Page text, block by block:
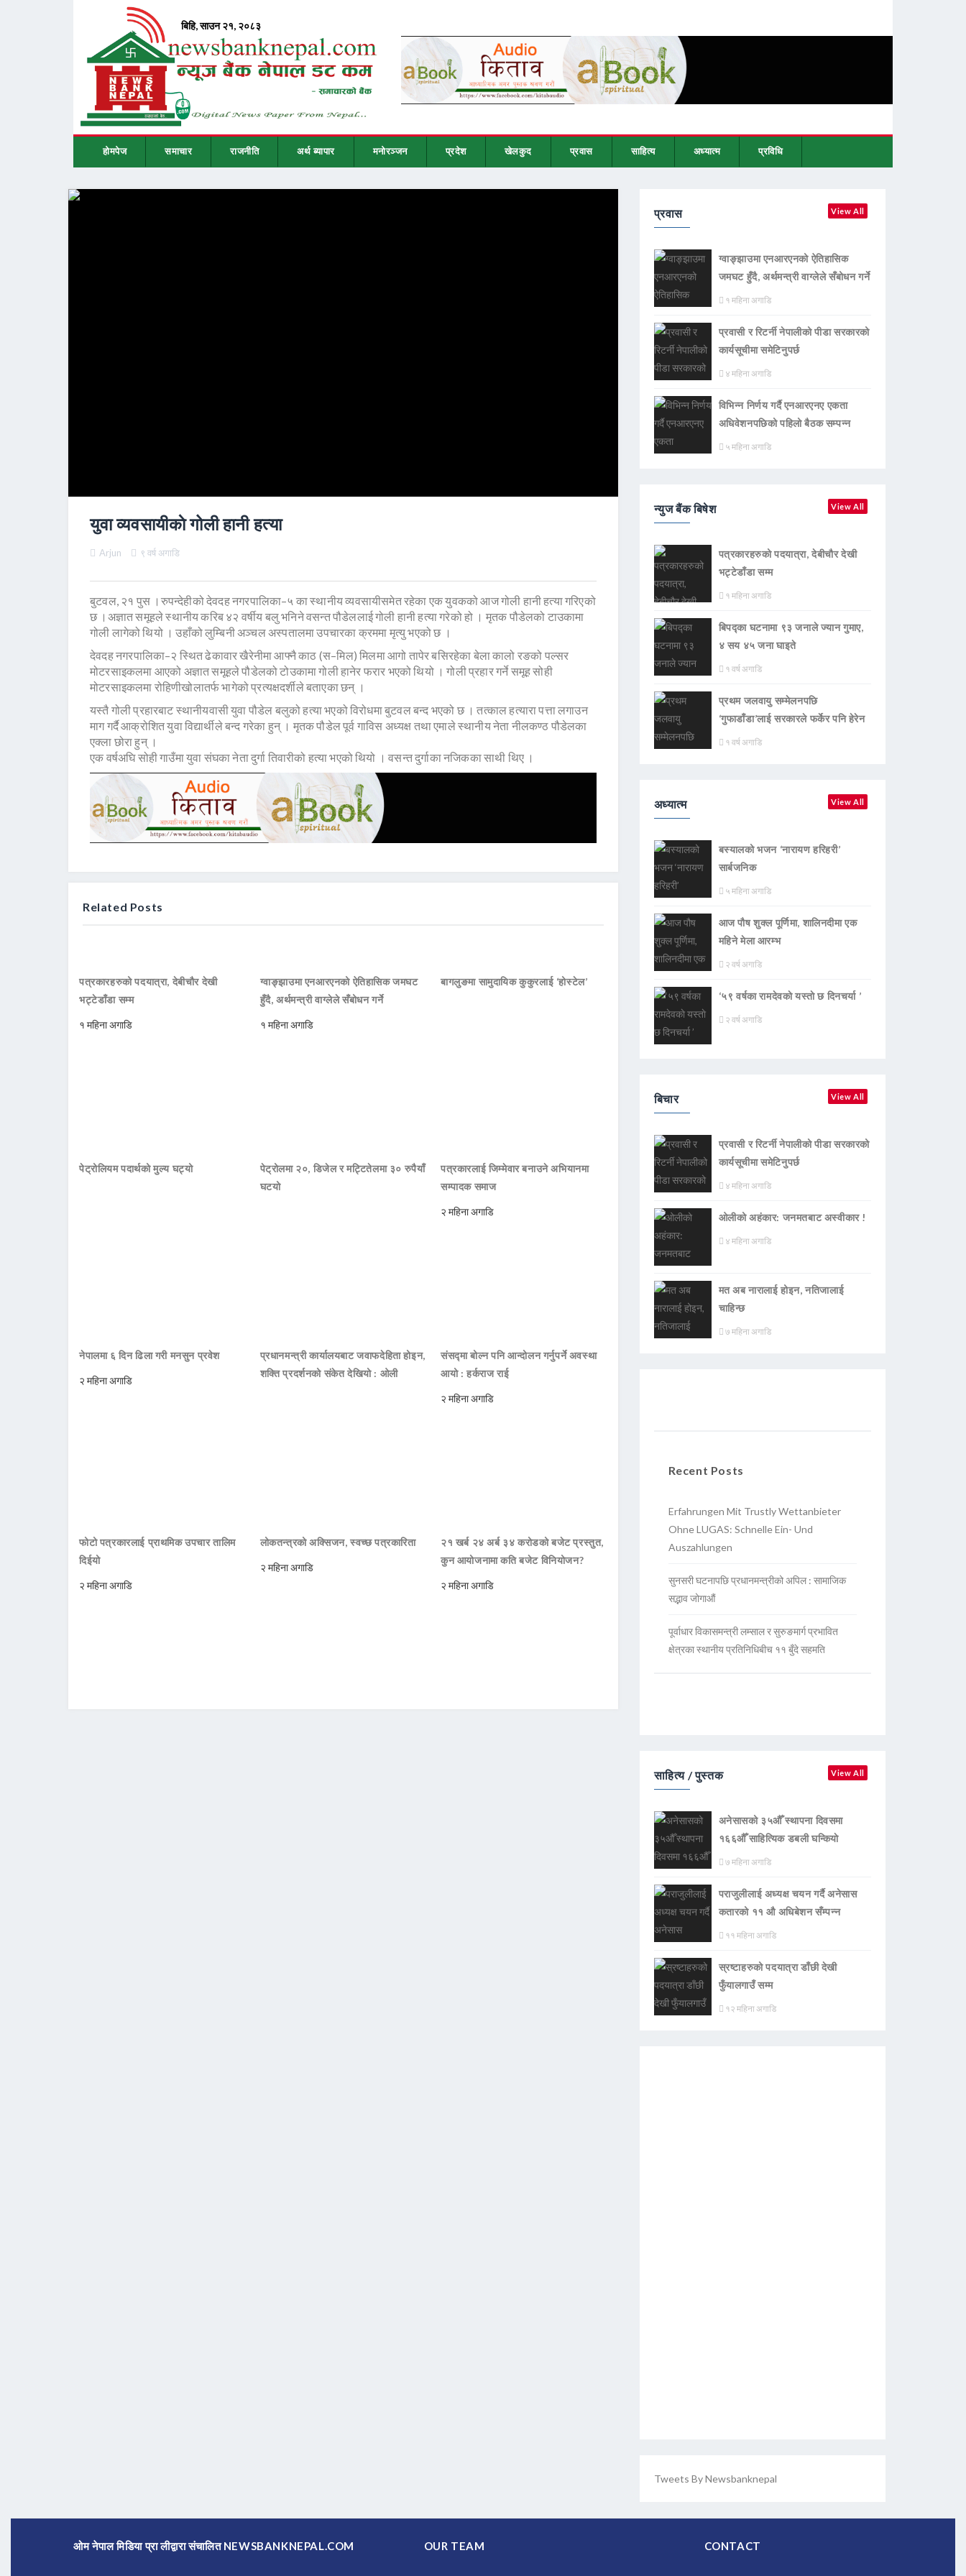
होमपेज समाचार राजनीति अर्थ ब्यापार मनोरञ्जन प्रदेश खेलकुद प्रवास साहित्य अध्यात्म प्रविधि
युवा व्यवसायीकाे गोली हानी हत्या
Arjun ९ वर्ष अगाडि
बुटवल, २१ पुस ।रुपन्देहीको देवदह नगरपालिका–५ का स्थानीय व्यवसायीसमेत रहेका एक युवकको आज गोली हानी हत्या गरिएको
छ ।अज्ञात समूहले स्थानीय करिब ४२ वर्षीय बलु भनिने वसन्त पौडेललाई गोली हानी हत्या गरेको हो । मृतक पौडेलको टाउकामा
गोली लागेको थियो । उहाँको लुम्बिनी अञ्चल अस्पतालमा उपचारका क्रममा मृत्यु भएको छ ।
देवदह नगरपालिका–२ स्थित ढेकावार खैरेनीमा आफ्नै काठ (स–मिल) मिलमा आगो तापेर बसिरहेका बेला कालो रङको पल्सर
मोटरसाइकलमा आएको अज्ञात समूहले पौडेलको टोउकामा गोली हानेर फरार भएको थियो । गोली प्रहार गर्ने समूह सोही
मोटरसाइकलमा रोहिणीखोलातर्फ भागेको प्रत्यक्षदर्शीले बताएका छन् ।
यस्तै गोली प्रहारबाट स्थानीयवासी युवा पौडेल बलुको हत्या भएको विरोधमा बुटवल बन्द भएको छ । तत्काल हत्यारा पत्ता लगाउन
माग गर्दै आक्रोशित युवा विद्यार्थीले बन्द गरेका हुन् । मृतक पौडेल पूर्व गाविस अध्यक्ष तथा एमाले स्थानीय नेता नीलकण्ठ पौडेलका
एक्ला छोरा हुन् ।
एक वर्षअघि सोही गाउँमा युवा संघका नेता दुर्गा तिवारीको हत्या भएको थियो । वसन्त दुर्गाका नजिकका साथी थिए ।
Related Posts
पत्रकारहरुको पदयात्रा, देबीचौर देखी
भट्टेडाँडा सम्म
१ महिना अगाडि
ग्वाङ्झाउमा एनआरएनको ऐतिहासिक जमघट
हुँदै, अर्थमन्त्री वाग्लेले सँबोधन गर्ने
१ महिना अगाडि
बागलुङमा सामुदायिक कुकुरलाई ‘होस्टेल’
पेट्रोलियम पदार्थको मुल्य घट्यो
पेट्रोलमा २०, डिजेल र मट्टितेलमा ३० रुपैयाँ
घटयो
पत्रकारलाई जिम्मेवार बनाउने अभियानमा
सम्पादक समाज
२ महिना अगाडि
नेपालमा ६ दिन ढिला गरी मनसुन प्रवेश
२ महिना अगाडि
प्रधानमन्त्री कार्यालयबाट जवाफदेहिता होइन,
शक्ति प्रदर्शनको संकेत देखियो : ओली
संसद्मा बोल्न पनि आन्दोलन गर्नुपर्ने अवस्था
आयो : हर्कराज राई
२ महिना अगाडि
फोटो पत्रकारलाई प्राथमिक उपचार तालिम
दिईयो
२ महिना अगाडि
लोकतन्त्रको अक्सिजन, स्वच्छ पत्रकारिता
२ महिना अगाडि
२१ खर्ब २४ अर्ब ३४ करोडको बजेट प्रस्तुत,
कुन आयोजनामा कति बजेट विनियोजन?
२ महिना अगाडि
प्रवास View All
ग्वाङ्झाउमा एनआरएनको ऐतिहासिक
जमघट हुँदै, अर्थमन्त्री वाग्लेले सँबोधन गर्ने
१ महिना अगाडि
प्रवासी र रिटर्नी नेपालीको पीडा सरकारको
कार्यसूचीमा समेटिनुपर्छ
४ महिना अगाडि
विभिन्न निर्णय गर्दै एनआरएनए एकता
अधिवेशनपछिको पहिलो बैठक सम्पन्न
५ महिना अगाडि
न्युज बैंक बिषेश View All
पत्रकारहरुको पदयात्रा, देबीचौर देखी
भट्टेडाँडा सम्म
१ महिना अगाडि
बिपद्का घटनामा ९३ जनाले ज्यान गुमाए,
४ सय ४५ जना घाइते
१ वर्ष अगाडि
प्रथम जलवायु सम्मेलनपछि
‘गुफाडाँडा’लाई सरकारले फर्केर पनि हेरेन
१ वर्ष अगाडि
अध्यात्म View All
बस्यालको भजन ‘नारायण हरिहरी’
सार्बजनिक
५ महिना अगाडि
आज पौष शुक्ल पूर्णिमा, शालिनदीमा एक
महिने मेला आरम्भ
२ वर्ष अगाडि
‘५९ वर्षका रामदेवकाे यस्ताे छ दिनचर्या ’
२ वर्ष अगाडि
बिचार View All
प्रवासी र रिटर्नी नेपालीको पीडा सरकारको
कार्यसूचीमा समेटिनुपर्छ
४ महिना अगाडि
ओलीको अहंकार: जनमतबाट अस्वीकार !
४ महिना अगाडि
मत अब नारालाई होइन, नतिजालाई
चाहिन्छ
७ महिना अगाडि
Recent Posts
Erfahrungen Mit Trustly Wettanbieter
Ohne LUGAS: Schnelle Ein- Und
Auszahlungen
सुनसरी घटनापछि प्रधानमन्त्रीको अपिल : सामाजिक
सद्भाव जोगाऔं
पूर्वाधार विकासमन्त्री लम्साल र सुरुङमार्ग प्रभावित
क्षेत्रका स्थानीय प्रतिनिधिबीच ११ बुँदे सहमति
साहित्य / पुस्तक View All
अनेसासको ३५औँ स्थापना दिवसमा
१६६औँ साहित्यिक डबली घन्कियाे
७ महिना अगाडि
पराजुलीलाई अध्यक्ष चयन गर्दै अनेसास
कतारको ११ औ अधिबेशन सँम्पन्न
११ महिना अगाडि
स्रष्टाहरुको पदयात्रा डाँछी देखी
फुँयालगाउँ सम्म
१२ महिना अगाडि
Tweets By Newsbanknepal
ओम नेपाल मिडिया प्रा लीद्वारा संचालित NEWSBANKNEPAL.COM OUR TEAM CONTACT